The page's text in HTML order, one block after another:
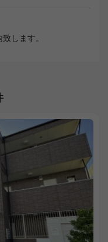
します。